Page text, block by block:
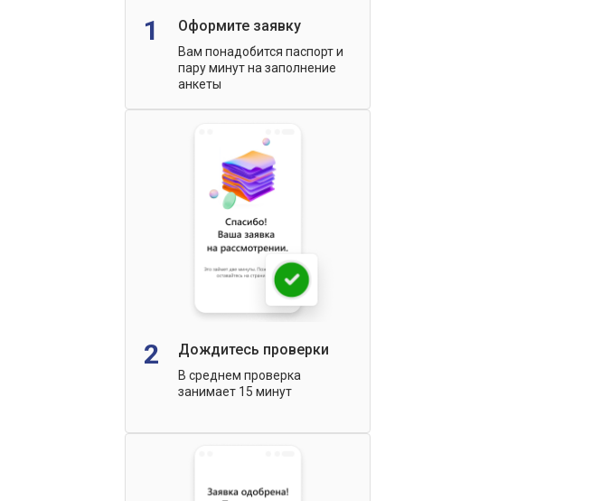
1 Оформите заявку
Вам понадобится паспорт и
пару минут на заполнение
анкеты
2 Дождитесь проверки
В среднем проверка
занимает 15 минут